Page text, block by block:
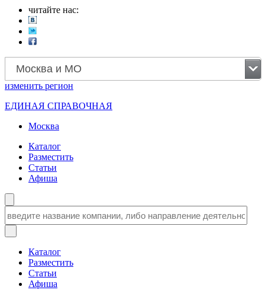
читайте нас:
Москва и МО
изменить регион
ЕДИНАЯ СПРАВОЧНАЯ
Москва
Каталог
Разместить
Статьи
Афиша
Каталог
Разместить
Статьи
Афиша